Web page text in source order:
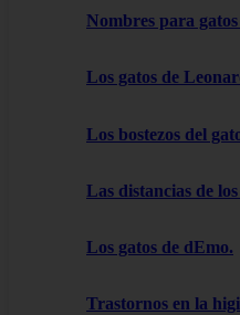
Nombres para
Los gatos de
Los bostezos del
Las distancias de
Los gatos de dEmo.
Trastornos en la